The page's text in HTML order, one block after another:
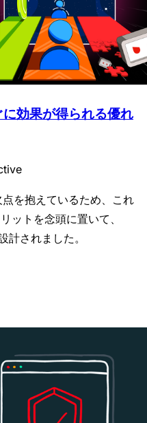
効果が得られる優れ
を抱えているため、これ
ットを念頭に置いて、
されました。